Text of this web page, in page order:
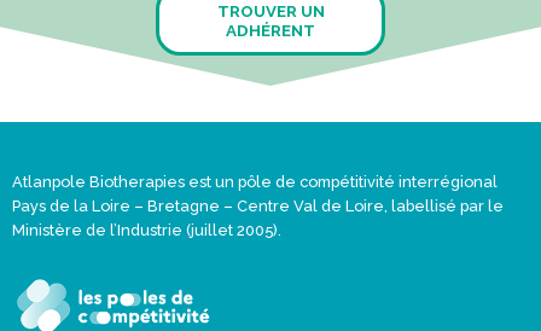
TROUVER UN
ADHÉRENT
Atlanpole Biotherapies est un pôle de compétitivité interrégional
Pays de la Loire – Bretagne – Centre Val de Loire, labellisé par le
Ministère de l’Industrie (juillet 2005).